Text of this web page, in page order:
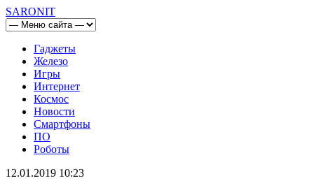
SARONIT
Гаджеты
Железо
Игры
Интернет
Космос
Новости
Смартфоны
ПО
Роботы
12.01.2019 10:23